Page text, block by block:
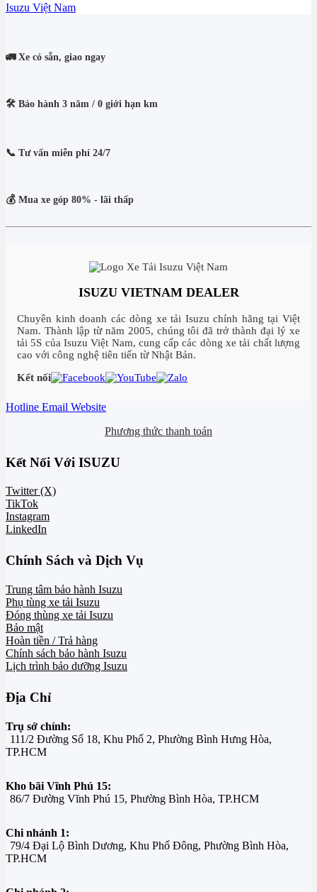
Isuzu Việt Nam
🚛 Xe có sẵn, giao ngay
🛠️ Bảo hành 3 năm / 0 giới hạn km
📞 Tư vấn miễn phí 24/7
💰 Mua xe góp 80% - lãi thấp
ISUZU VIETNAM DEALER
Chuyên kinh doanh các dòng xe tải Isuzu chính hãng tại Việt
Nam. Thành lập từ năm 2005, chúng tôi đã trở thành đại lý xe
tải 5S của Isuzu Việt Nam, cung cấp các dòng xe tải chất lượng
cao với công nghệ tiên tiến từ Nhật Bản.
Kết nối
Hotline Email Website
Phương thức thanh toán
Kết Nối Với ISUZU
Twitter (X)
TikTok
Instagram
LinkedIn
Chính Sách và Dịch Vụ
Trung tâm bảo hành Isuzu
Phụ tùng xe tải Isuzu
Đóng thùng xe tải Isuzu
Bảo mật
Hoàn tiền / Trả hàng
Chính sách bảo hành Isuzu
Lịch trình bảo dưỡng Isuzu
Địa Chỉ
Trụ sở chính:
111/2 Đường Số 18, Khu Phố 2, Phường Bình Hưng Hòa,
TP.HCM
Kho bãi Vĩnh Phú 15:
86/7 Đường Vĩnh Phú 15, Phường Bình Hòa, TP.HCM
Chi nhánh 1:
79/4 Đại Lộ Bình Dương, Khu Phố Đông, Phường Bình Hòa,
TP.HCM